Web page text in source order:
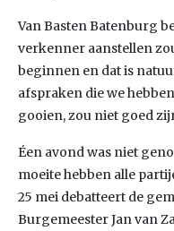
Van Basten Batenburg
verkenner aanstellen
beginnen en dat is
afspraken die we
gooien, zou niet goed
Éen avond was niet
moeite hebben alle
25 mei debatteert de
Burgemeester Jan van